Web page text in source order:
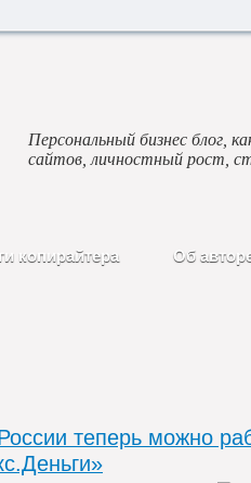
теперь можно
Персональный бизнес блог,
сайтов, личностный рост,
копирайтера Об